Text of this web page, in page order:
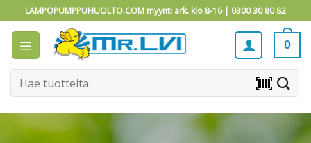
to
content
LÄMPÖPUMPPUHUOLTO.COM myynti ark. klo 8-16 | 0300 30 80 82
0
Etsi: barcode_scanner